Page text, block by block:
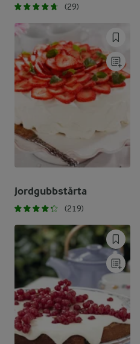
(29)
Jordgubbstårta
(219)